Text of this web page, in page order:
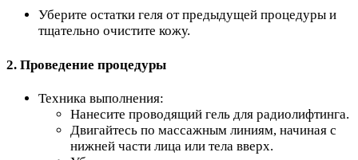
Уберите остатки геля от предыдущей процедуры и
тщательно очистите кожу.
2. Проведение процедуры
Техника выполнения:
Нанесите проводящий гель для радиолифтинга.
Двигайтесь по массажным линиям, начиная с
нижней части лица или тела вверх.